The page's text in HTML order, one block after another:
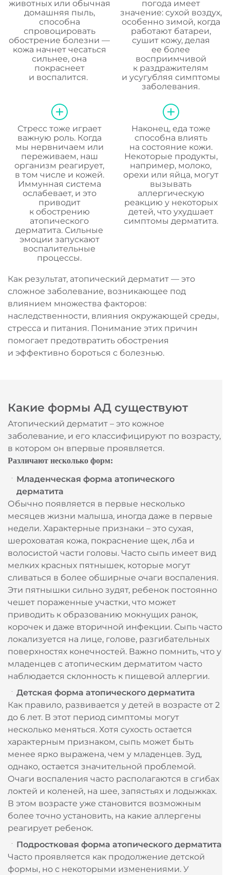
животных или обычная
домашняя пыль,
способна
спровоцировать
обострение болезни —
кожа начнет чесаться
сильнее, она
покраснеет
и воспалится.
погода имеет
значение: сухой воздух,
особенно зимой, когда
работают батареи,
сушит кожу, делая
ее более
восприимчивой
к раздражителям
и усугубляя симптомы
заболевания.
Стресс тоже играет
важную роль. Когда
мы нервничаем или
переживаем, наш
организм реагирует,
в том числе и кожей.
Иммунная система
ослабевает, и это
приводит
к обострению
атопического
дерматита. Сильные
эмоции запускают
воспалительные
процессы.
Наконец, еда тоже
способна влиять
на состояние кожи.
Некоторые продукты,
например, молоко,
орехи или яйца, могут
вызывать
аллергическую
реакцию у некоторых
детей, что ухудшает
симптомы дерматита.
Как результат, атопический дерматит — это
сложное заболевание, возникающее под
влиянием множества факторов:
наследственности, влияния окружающей среды,
стресса и питания. Понимание этих причин
помогает предотвратить обострения
и эффективно бороться с болезнью.
Какие формы АД существуют
Атопический дерматит – это кожное
заболевание, и его классифицируют по возрасту,
в котором он впервые проявляется.
Различают несколько форм:
Младенческая форма атопического
дерматита
Обычно появляется в первые несколько
месяцев жизни малыша, иногда даже в первые
недели. Характерные признаки – это сухая,
шероховатая кожа, покраснение щек, лба и
волосистой части головы. Часто сыпь имеет вид
мелких красных пятнышек, которые могут
сливаться в более обширные очаги воспаления.
Эти пятнышки сильно зудят, ребенок постоянно
чешет пораженные участки, что может
приводить к образованию мокнущих ранок,
корочек и даже вторичной инфекции. Сыпь часто
локализуется на лице, голове, разгибательных
поверхностях конечностей. Важно помнить, что у
младенцев с атопическим дерматитом часто
наблюдается склонность к пищевой аллергии.
Детская форма атопического дерматита
Как правило, развивается у детей в возрасте от 2
до 6 лет. В этот период симптомы могут
несколько меняться. Хотя сухость остается
характерным признаком, сыпь может быть
менее ярко выражена, чем у младенцев. Зуд,
однако, остается значительной проблемой.
Очаги воспаления часто располагаются в сгибах
локтей и коленей, на шее, запястьях и лодыжках.
В этом возрасте уже становится возможным
более точно установить, на какие аллергены
реагирует ребенок.
Подростковая форма атопического дерматита
Часто проявляется как продолжение детской
формы, но с некоторыми изменениями. У